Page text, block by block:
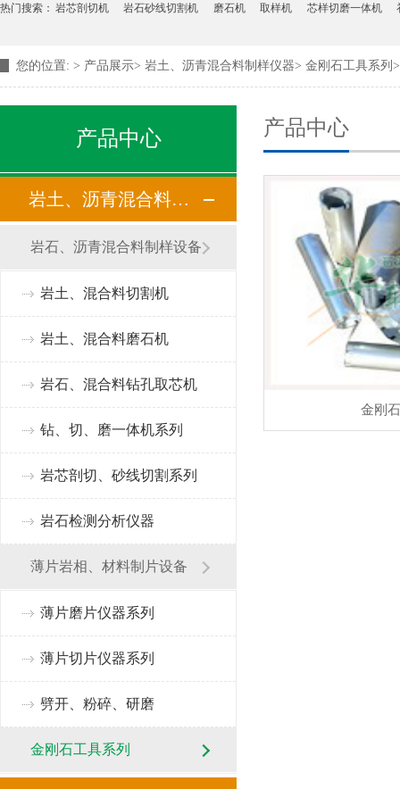
热门搜索： 岩芯剖切机 岩石砂线切割机 磨石机 取样机 芯样切磨一体机
您的位置: > 产品展示> 岩土、沥青混合料制样仪器> 金刚石工具系列 >
产品中心
岩土、沥青混合料制样仪器
岩石、沥青混合料制样设备
岩土、混合料切割机
岩土、混合料磨石机
岩石、混合料钻孔取芯机
钻、切、磨一体机系列
岩芯剖切、砂线切割系列
岩石检测分析仪器
薄片岩相、材料制片设备
薄片磨片仪器系列
薄片切片仪器系列
劈开、粉碎、研磨
金刚石工具系列
产品中心
金刚